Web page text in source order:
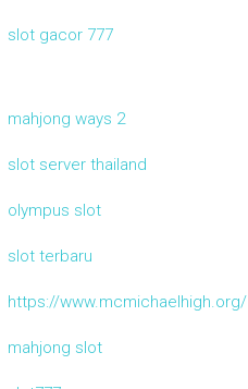
slot gacor 777
mahjong ways 2
slot server thailand
olympus slot
slot terbaru
https://www.mcmichaelhigh.org/
mahjong slot